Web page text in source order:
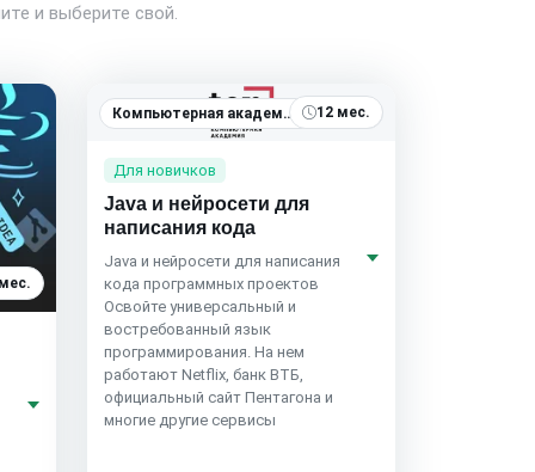
и выберите свой.
Компьютерная академия TOP 4.8(257)
12 мес.
Для новичков
Java и нейросети для
написания кода
Java и нейросети для написания
кода программных проектов
Освойте универсальный и
востребованный язык
программирования. На нем
работают Netflix, банк ВТБ,
официальный сайт Пентагона и
многие другие сервисы